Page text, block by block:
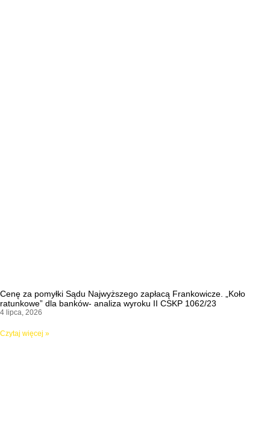
Cenę za pomyłki Sądu Najwyższego zapłacą Frankowicze. „Koło
ratunkowe” dla banków- analiza wyroku II CSKP 1062/23
4 lipca, 2026
Czytaj więcej »